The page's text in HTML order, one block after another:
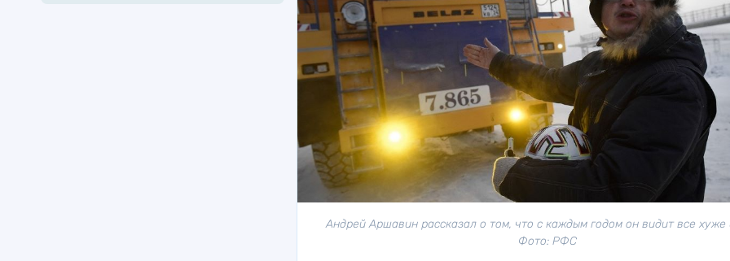
Андрей Аршавин рассказал о том, что с каждым годом он видит все хуже
Фото: РФС